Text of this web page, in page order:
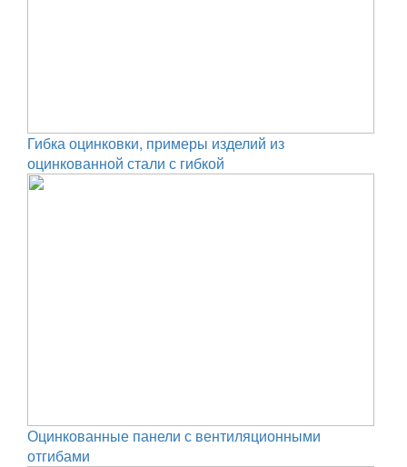
Гибка оцинковки, примеры изделий из
оцинкованной стали с гибкой
Оцинкованные панели с вентиляционными
отгибами